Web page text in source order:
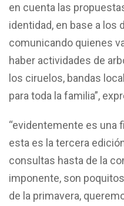
en cuenta las
identidad, en base a
comunicando quienes
haber actividades de
los ciruelos, bandas
para toda la familia”,
“evidentemente es una
esta es la tercera
consultas hasta de la
imponente, son
de la primavera,